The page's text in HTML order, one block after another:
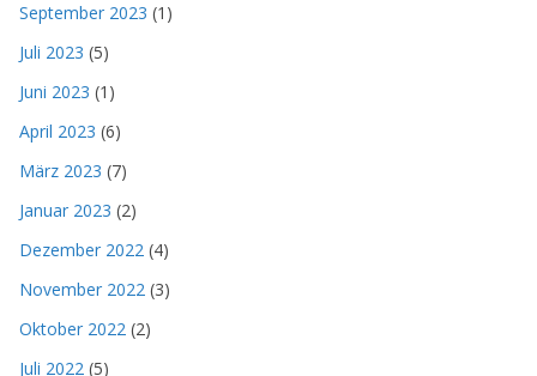
September 2023 (1)
Juli 2023 (5)
Juni 2023 (1)
April 2023 (6)
März 2023 (7)
Januar 2023 (2)
Dezember 2022 (4)
November 2022 (3)
Oktober 2022 (2)
Juli 2022 (5)